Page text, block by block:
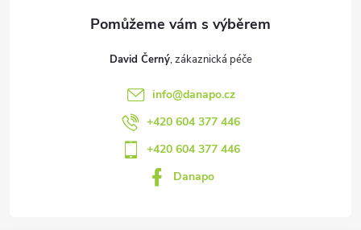
David Černý
info@danapo.cz
+420 604 377 446
+420 604 377 446
Danapo